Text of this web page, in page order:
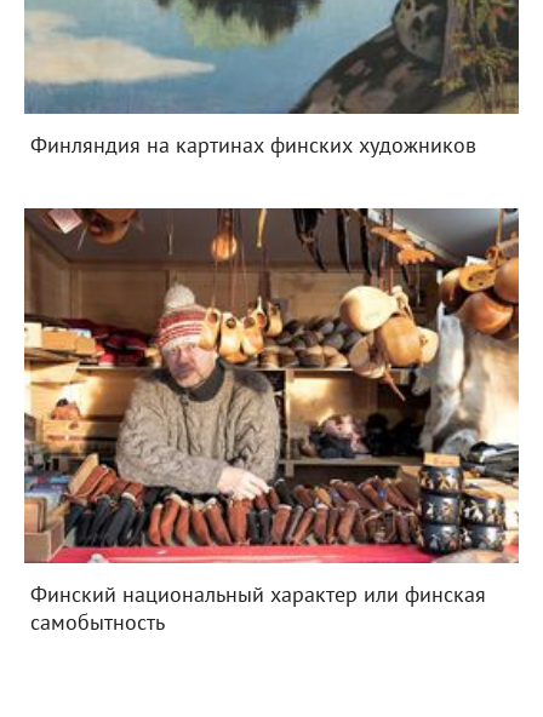
Финляндия на картинах финских художников
Финский национальный характер или финская
самобытность